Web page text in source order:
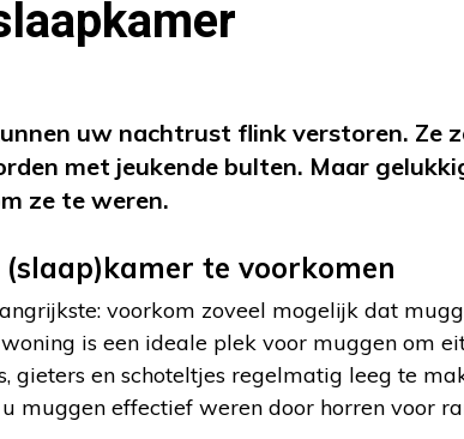
uw nachtrust flink verstoren. Ze
met jeukende bulten. Maar
ze te weren.
te voorkomen
voorkom zoveel mogelijk dat
is een ideale plek voor muggen om
gieters en schoteltjes regelmatig leeg te
muggen effectief weren door horren voor